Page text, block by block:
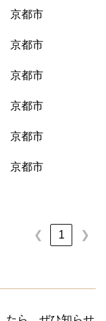
京都市
京都市
京都市
京都市
京都市
京都市
❮ 1 ❯